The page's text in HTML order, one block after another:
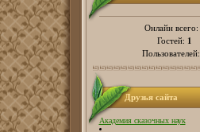
Онлайн всего:
Гостей: 1
Пользователей:
Друзья сайта
Академия сказочных наук